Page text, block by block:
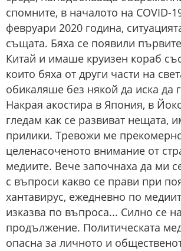
спомните, в началото на COVID-
февруари 2020 година,
същата. Бяха се появили
Китай и имаше круизен кораб
които бяха от други части на
обикаляше без някой да иска да
Накрая акостира в Япония, в
гледам как се развиват нещата,
прилики. Тревожи ме
целенасоченото внимание от
медиите. Вече започнаха да ми
с въпроси какво се прави при
хантавирус, ежедневно по
изказва по въпроса... Силно се
продължение. Политическата
опасна за личното и